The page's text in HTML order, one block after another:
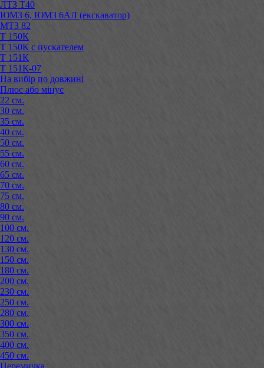
ЛТЗ Т40
ЮМЗ 6, ЮМЗ 6АЛ (екскаватор)
МТЗ 82
Т 150К
Т 150К с пускателем
Т 151К
Т 151К-07
На вибір по довжині
Плюс або мінус
22 см.
30 см.
35 см.
40 см.
50 см.
55 см.
60 см.
65 см.
70 см.
75 см.
80 см.
90 см.
100 см.
120 см.
130 см.
150 см.
180 см.
200 см.
230 см.
250 см.
280 см.
300 см.
350 см.
400 см.
450 см.
Перемичка